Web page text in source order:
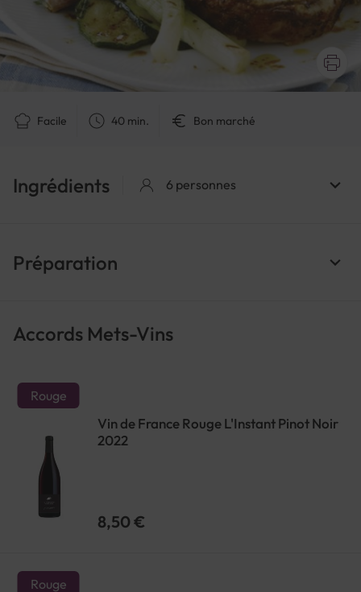
Facile 40 min. Bon marché
Ingrédients 6 personnes
Préparation
Accords Mets-Vins
Rouge
Vin de France Rouge L'Instant Pinot Noir
2022
8,50 €
Rouge